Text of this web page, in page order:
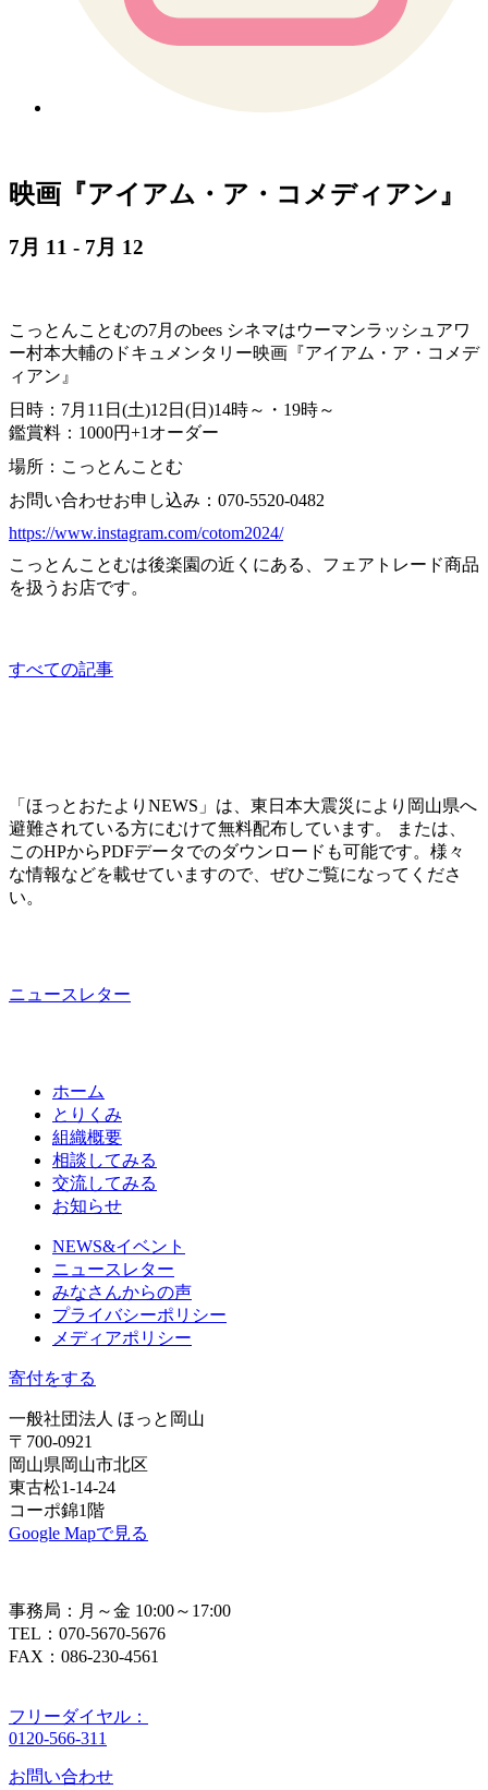
映画『アイアム・ア・コメディアン』
7月 11 - 7月 12
こっとんことむの7月のbees シネマはウーマンラッシュアワ
ー村本大輔のドキュメンタリー映画『アイアム・ア・コメデ
ィアン』
日時：7月11日(土)12日(日)14時～・19時～
鑑賞料：1000円+1オーダー
場所：こっとんことむ
お問い合わせお申し込み：070-5520-0482
https://www.instagram.com/cotom2024/
こっとんことむは後楽園の近くにある、フェアトレード商品
を扱うお店です。
すべての記事
「ほっとおたよりNEWS」は、東日本大震災により岡山県へ
避難されている方にむけて無料配布しています。 または、
このHPからPDFデータでのダウンロードも可能です。様々
な情報などを載せていますので、ぜひご覧になってくださ
い。
ニュースレター
ホーム
とりくみ
組織概要
相談してみる
交流してみる
お知らせ
NEWS&イベント
ニュースレター
みなさんからの声
プライバシーポリシー
メディアポリシー
寄付をする
一般社団法人 ほっと岡山
〒700-0921
岡山県岡山市北区
東古松1-14-24
コーポ錦1階
Google Mapで見る
事務局：月～金 10:00～17:00
TEL：070-5670-5676
FAX：086-230-4561
フリーダイヤル：
0120-566-311
お問い合わせ